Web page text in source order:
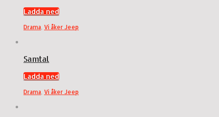
Ladda ned
Drama, Vi åker Jeep
Samtal
Ladda ned
Drama Vi åker Jeep